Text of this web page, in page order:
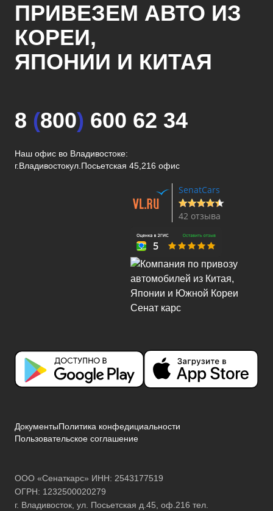
ПРИВЕЗЕМ АВТО ИЗ
КОРЕИ,
ЯПОНИИ И КИТАЯ
8 (800) 600 62 34
Наш офис во Владивостоке:
г.Владивостокул.Посьетская 45,216 офис
SenatCars
42 отзыва
ДокументыПолитика конфедициальности
Пользовательское соглашение
ООО «Сенаткарс» ИНН: 2543177519
ОГРН: 1232500020279
г. Владивосток, ул. Посьетская д.45, оф.216 тел.